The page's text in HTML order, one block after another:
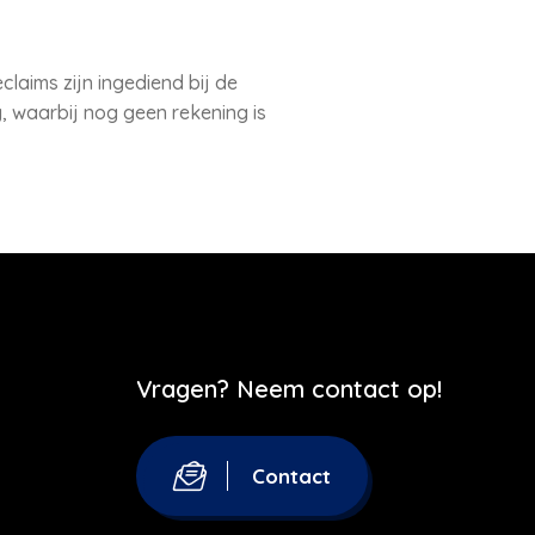
zijn ingediend bij de
waarbij nog geen rekening is
Vragen? Neem contact op!
Contact